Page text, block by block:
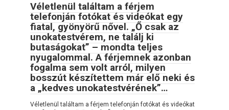
Véletlenül találtam a férjem
telefonján fotókat és videókat egy
fiatal, gyönyörű nővel. „Ő csak az
unokatestvérem, ne találj ki
butaságokat” – mondta teljes
nyugalommal. A férjemnek azonban
fogalma sem volt arról, milyen
bosszút készítettem már elő neki és
a „kedves unokatestvérének”…
Véletlenül találtam a férjem telefonján fotókat és videókat